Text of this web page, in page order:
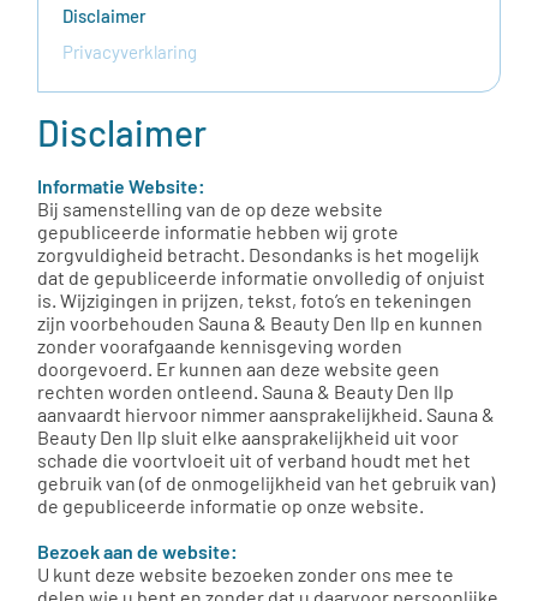
Disclaimer
Privacyverklaring
Disclaimer
Informatie Website:
Bij samenstelling van de op deze website
gepubliceerde informatie hebben wij grote
zorgvuldigheid betracht. Desondanks is het mogelijk
dat de gepubliceerde informatie onvolledig of onjuist
is. Wijzigingen in prijzen, tekst, foto’s en tekeningen
zijn voorbehouden Sauna & Beauty Den Ilp en kunnen
zonder voorafgaande kennisgeving worden
doorgevoerd. Er kunnen aan deze website geen
rechten worden ontleend. Sauna & Beauty Den Ilp
aanvaardt hiervoor nimmer aansprakelijkheid. Sauna &
Beauty Den Ilp sluit elke aansprakelijkheid uit voor
schade die voortvloeit uit of verband houdt met het
gebruik van (of de onmogelijkheid van het gebruik van)
de gepubliceerde informatie op onze website.
Bezoek aan de website:
U kunt deze website bezoeken zonder ons mee te